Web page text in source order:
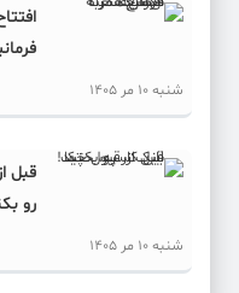
شنبه 10 مر 1405
قبل
رو
شنبه 10 مر 1405